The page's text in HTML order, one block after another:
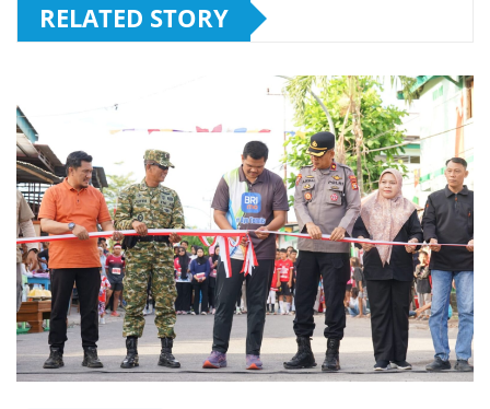
RELATED STORY